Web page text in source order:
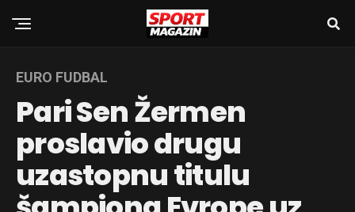
EURO FUDBAL
Pari Sen Žermen
proslavio drugu
uzastopnu titulu